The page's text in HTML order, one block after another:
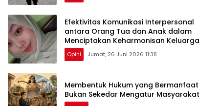
Efektivitas Komunikasi Interpersonal
antara Orang Tua dan Anak dalam
Menciptakan Keharmonisan Keluarga
Opini Jumat, 26 Juni 2026 11:38
Membentuk Hukum yang Bermanfaat
Bukan Sekedar Mengatur Masyarakat